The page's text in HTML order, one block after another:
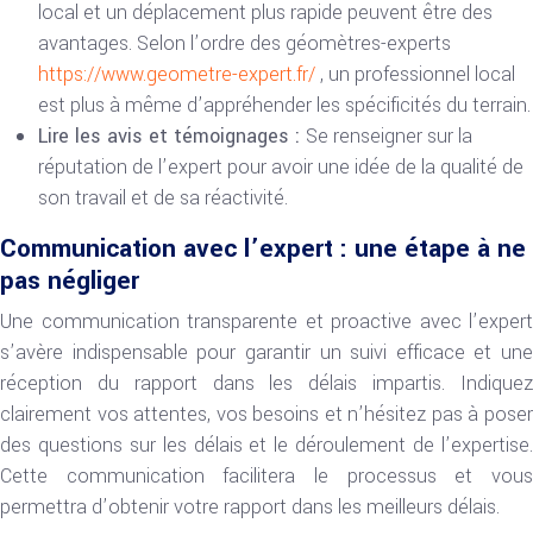
local et un déplacement plus rapide peuvent être des
avantages. Selon l’ordre des géomètres-experts
https://www.geometre-expert.fr/, un professionnel local
est plus à même d’appréhender les spécificités du terrain.
Lire les avis et témoignages : Se renseigner sur la
réputation de l’expert pour avoir une idée de la qualité de
son travail et de sa réactivité.
Communication avec l’expert : une étape à ne
pas négliger
Une communication transparente et proactive avec l’expert
s’avère indispensable pour garantir un suivi efficace et une
réception du rapport dans les délais impartis. Indiquez
clairement vos attentes, vos besoins et n’hésitez pas à poser
des questions sur les délais et le déroulement de l’expertise.
Cette communication facilitera le processus et vous
permettra d’obtenir votre rapport dans les meilleurs délais.